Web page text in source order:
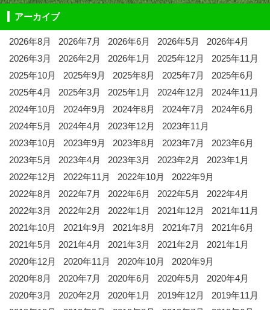
アーカイブ
2026年8月 2026年7月 2026年6月 2026年5月
2026年4月
2026年3月
2026年2月 2026年1月 2025年12月
2025年11月
2025年10月
2025年9月 2025年8月 2025年7月
2025年6月
2025年4月
2025年3月 2025年1月 2024年12月
2024年11月
2024年10月
2024年9月 2024年8月 2024年7月
2024年6月
2024年5月
2024年4月 2023年12月
2023年11月
2023年10月
2023年9月 2023年8月 2023年7月
2023年6月
2023年5月
2023年4月 2023年3月 2023年2月
2023年1月
2022年12月
2022年11月 2022年10月
2022年9月
2022年8月
2022年7月 2022年6月 2022年5月
2022年4月
2022年3月
2022年2月 2022年1月 2021年12月
2021年11月
2021年10月
2021年9月 2021年8月 2021年7月
2021年6月
2021年5月
2021年4月 2021年3月 2021年2月
2021年1月
2020年12月
2020年11月 2020年10月
2020年9月
2020年8月
2020年7月 2020年6月 2020年5月
2020年4月
2020年3月
2020年2月 2020年1月 2019年12月
2019年11月